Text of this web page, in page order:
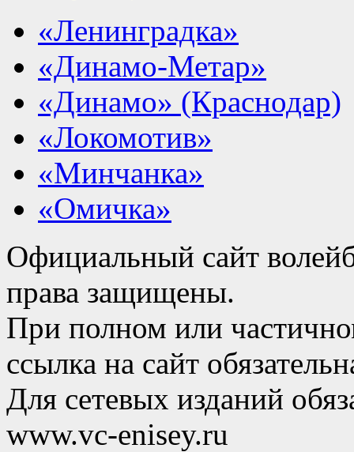
«Ленинградка»
«Динамо-Метар»
«Динамо» (Краснодар)
«Локомотив»
«Минчанка»
«Омичка»
Официальный сайт
права защищены.
При полном или
ссылка на сайт
Для сетевых изданий
www.vc-enisey.ru